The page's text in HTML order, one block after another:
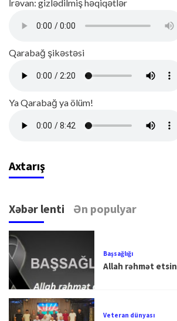
İrəvan: gizlədilmiş həqiqətlər
Qarabağ şikəstəsi
Ya Qarabağ ya ölüm!
Axtarış
Xəbər lenti Ən populyar
Başsağlığı
Allah rəhmət etsin
Veteran dünyası